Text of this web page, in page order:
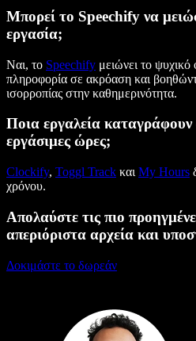
Μπορεί το Speechify να
εργασία;
Ναι, το Speechify μειώνει το ψυχικό
πληροφορία σε ακρόαση και
ισορροπίας στην καθημερινότητα.
Ποια εργαλεία καταγράφουν
εργάσιμες ώρες;
Clockify, Toggl Track και My Hours
χρόνου.
Απολαύστε τις πιο
απεριόριστα αρχεία και
Δοκιμάστε το δωρεάν